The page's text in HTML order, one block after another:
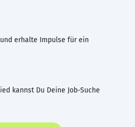
erhalte Impulse für ein
kannst Du Deine Job-Suche